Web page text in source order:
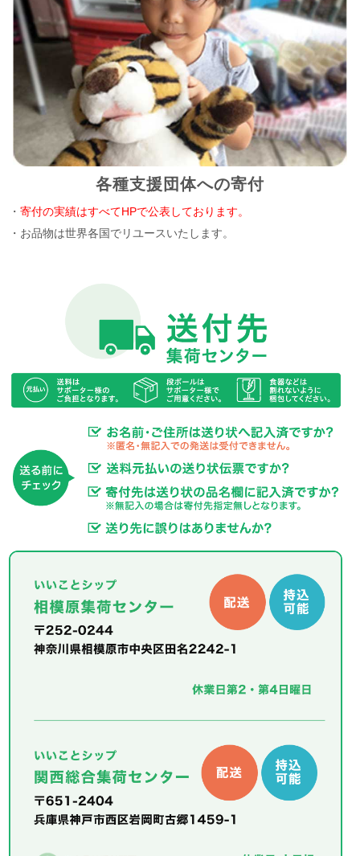
各種支援団体への寄付
・寄付の実績はすべてHPで公表しております。
・お品物は世界各国でリユースいたします。